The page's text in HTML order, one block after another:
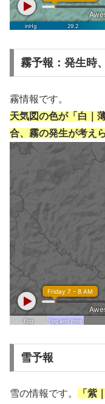
霧予報：発生時
霧情報です。
天気図の色が「白｜
合、霧の発生が考え
雪予報
雪の情報です。
「紫